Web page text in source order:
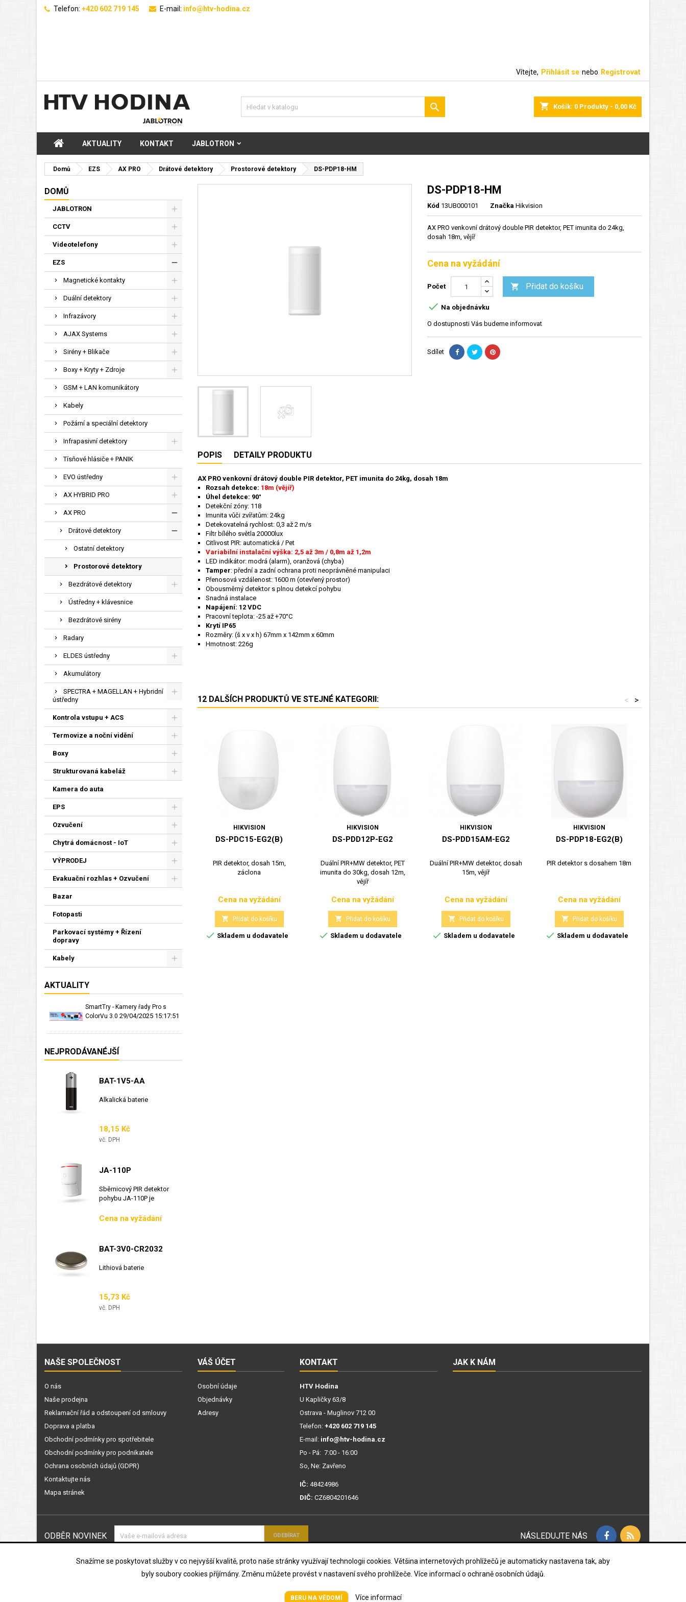
Snažíme se poskytovat služby v co nejvyšší kvalitě, proto naše stránky využívají technologii cookies. Většina internetových prohlížečů je automaticky nastavena tak, aby
byly soubory cookies příjímány. Změnu můžete provést v nastavení svého prohlížeče. Více informací o ochraně osobních údajů.
BERU NA VĚDOMÍ Více informací
Telefon: +420 602 719 145 E-mail: info@htv-hodina.cz
Vítejte, Přihlásit se nebo Registrovat
shopping_cart Košík: 0 Produkty - 0,00 Kč

AKTUALITY KONTAKT JABLOTRON
Domů EZS AX PRO Drátové detektory Prostorové detektory DS-PDP18-HM
DOMŮ
JABLOTRON
CCTV
Videotelefony
EZS
Magnetické kontakty
Duální detektory
Infrazávory
AJAX Systems
Sirény + Blikače
Boxy + Kryty + Zdroje
GSM + LAN komunikátory
Kabely
Požární a speciální detektory
Infrapasivní detektory
Tísňové hlásiče + PANIK
EVO ústředny
AX HYBRID PRO
AX PRO
Drátové detektory
Ostatní detektory
Prostorové detektory
Bezdrátové detektory
Ústředny + klávesnice
Bezdrátové sirény
Radary
ELDES ústředny
Akumulátory
SPECTRA + MAGELLAN + Hybridní
ústředny
Kontrola vstupu + ACS
Termovize a noční vidění
Boxy
Strukturovaná kabeláž
Kamera do auta
EPS
Ozvučení
Chytrá domácnost - IoT
VÝPRODEJ
Evakuační rozhlas + Ozvučení
Bazar
Fotopasti
Parkovací systémy + Řízení
dopravy
Kabely
AKTUALITY
SmartTry - Kamery řady Pro s
ColorVu 3.0 29/04/2025 15:17:51
NEJPRODÁVANÉJŠÍ
BAT-1V5-AA
Alkalická baterie
Cena
18,15 Kč
vč. DPH
JA-110P
Sběrnicový PIR detektor
pohybu JA-110P je
Cena
Cena na vyžádání
BAT-3V0-CR2032
Lithiová baterie
Cena
15,73 Kč
vč. DPH
DS-PDP18-HM
Kód 13UB000101 Značka Hikvision
AX PRO venkovní drátový double PIR detektor, PET imunita do 24kg,
dosah 18m, vějíř
Cena na vyžádání
Počet  Přidat do košíku
 Na objednávku
O dostupnosti Vás budeme informovat
Sdílet
POPIS DETAILY PRODUKTU
AX PRO venkovní drátový double PIR detektor, PET imunita do 24kg, dosah 18m
Rozsah detekce: 18m (vějíř)
Úhel detekce: 90°
Detekční zóny: 118
Imunita vůči zvířatům: 24kg
Detekovatelná rychlost: 0,3 až 2 m/s
Filtr bílého světla 20000lux
Citlivost PIR: automatická / Pet
Variabilní instalační výška: 2,5 až 3m / 0,8m až 1,2m
LED indikátor: modrá (alarm), oranžová (chyba)
Tamper: přední a zadní ochrana proti neoprávněné manipulaci
Přenosová vzdálenost: 1600 m (otevřený prostor)
Obousměrný detektor s plnou detekcí pohybu
Snadná instalace
Napájení: 12 VDC
Pracovní teplota: -25 až +70°C
Krytí IP65
Rozměry: (š x v x h) 67mm x 142mm x 60mm
Hmotnost: 226g
12 DALŠÍCH PRODUKTŮ VE STEJNÉ KATEGORII: >
<
HIKVISION
DS-PDC15-EG2(B)
PIR detektor, dosah 15m,
záclona
Cena
Cena na vyžádání
 Přidat do košíku
 Skladem u dodavatele
HIKVISION
DS-PDD12P-EG2
Duální PIR+MW detektor, PET
imunita do 30kg, dosah 12m,
vějíř
Cena
Cena na vyžádání
 Přidat do košíku
 Skladem u dodavatele
HIKVISION
DS-PDD15AM-EG2
Duální PIR+MW detektor, dosah
15m, vějíř
Cena
Cena na vyžádání
 Přidat do košíku
 Skladem u dodavatele
HIKVISION
DS-PDP18-EG2(B)
PIR detektor s dosahem 18m
Cena
Cena na vyžádání
 Přidat do košíku
 Skladem u dodavatele
NAŠE SPOLEČNOST
O nás
Naše prodejna
Reklamační řád a odstoupení od smlouvy
Doprava a platba
Obchodní podmínky pro spotřebitele
Obchodní podmínky pro podnikatele
Ochrana osobních údajů (GDPR)
Kontaktujte nás
Mapa stránek
VÁŠ ÚČET
Osobní údaje
Objednávky
Adresy
KONTAKT
HTV Hodina
U Kapličky 63/8
Ostrava - Muglinov 712 00
Telefon: +420 602 719 145
E-mail: info@htv-hodina.cz
Po - Pá: 7:00 - 16:00
So, Ne: Zavřeno
IČ: 48424986
DIČ: CZ6804201646
JAK K NÁM
ODBĚR NOVINEK
údajů
NÁSLEDUJTE NÁS